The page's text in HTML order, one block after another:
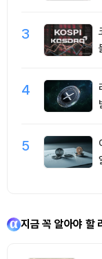
3
4
5
지금 꼭 알아야 할